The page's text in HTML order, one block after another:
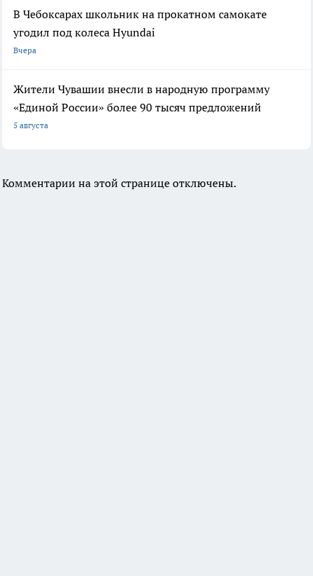
В Чебоксарах школьник на прокатном самокате
угодил под колеса Hyundai
Вчера
Жители Чувашии внесли в народную программу
«Единой России» более 90 тысяч предложений
5 августа
Комментарии на этой странице отключены.